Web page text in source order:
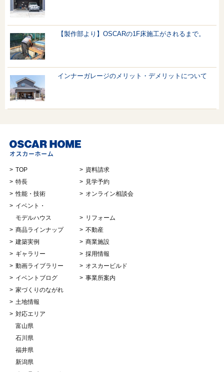
【製作部より】OSCARの1F床施工がされるまで。
インナーガレージのメリット・デメリットについて
TOP
特長
性能・技術
イベント・
モデルハウス
商品ラインナップ
建築実例
ギャラリー
動画ライブラリー
イベントブログ
家づくりのながれ
土地情報
対応エリア
富山県
石川県
福井県
新潟県
資料請求
見学予約
オンライン相談会
リフォーム
不動産
商業施設
採用情報
オスカービルド
事業所案内